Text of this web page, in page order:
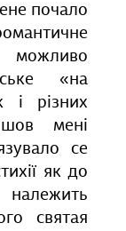
почало
«на
і різних
мені
се
як до
святая